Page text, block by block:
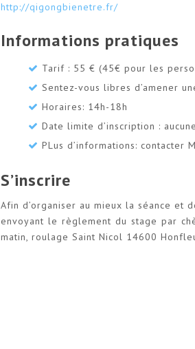
http://qigongbienetre.fr/
Informations pratiques
Tarif : 55 € (45€ pour les
Sentez-vous libres d’amener
Horaires: 14h-18h
Date limite d’inscription : aucune
PLus d’informations: contacter
S’inscrire
Afin d’organiser au mieux la séance et
envoyant le règlement du stage par
matin, roulage Saint Nicol 14600